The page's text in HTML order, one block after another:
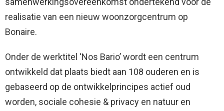
realisatie van een nieuw woonzorgcentrum op
Bonaire.
Onder de werktitel ‘Nos Bario’ wordt een centrum
ontwikkeld dat plaats biedt aan 108 ouderen en is
gebaseerd op de ontwikkelprincipes actief oud
worden, sociale cohesie & privacy en natuur en